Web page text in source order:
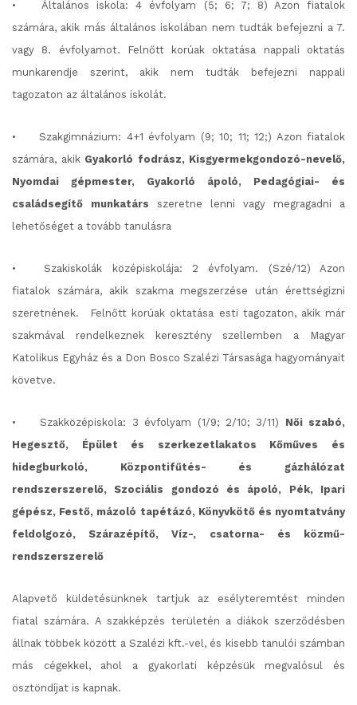
•
Általános iskola: 4 évfolyam (5; 6; 7; 8) Azon fiatalok
számára, akik más általános iskolában nem tudták befejezni a 7.
vagy 8. évfolyamot. Felnőtt korúak oktatása nappali oktatás
munkarendje szerint, akik nem tudták befejezni nappali
tagozaton az általános iskolát.
•
Szakgimnázium: 4+1 évfolyam (9; 10; 11; 12;) Azon fiatalok
számára, akik Gyakorló fodrász, Kisgyermekgondozó-nevelő,
Nyomdai gépmester, Gyakorló ápoló, Pedagógiai- és
családsegítő munkatárs
szeretne lenni vagy megragadni a
lehetőséget a tovább tanulásra
•
Szakiskolák középiskolája: 2 évfolyam. (Szé/12) Azon
fiatalok számára, akik szakma megszerzése után érettségizni
szeretnének.
Felnőtt korúak oktatása esti tagozaton, akik már
szakmával rendelkeznek keresztény szellemben a Magyar
Katolikus Egyház és a Don Bosco Szalézi Társasága hagyományait
követve.
• Szakközépiskola: 3 évfolyam (1/9; 2/10; 3/11) Női szabó,
Hegesztő, Épület és szerkezetlakatos Kőműves és
hidegburkoló, Központifűtés- és gázhálózat
rendszerszerelő, Szociális gondozó és ápoló, Pék, Ipari
gépész, Festő, mázoló tapétázó, Könyvkötő és nyomtatvány
feldolgozó, Szárazépítő, Víz-, csatorna- és közmű-
rendszerszerelő
Alapvető küldetésünknek tartjuk az esélyteremtést minden
fiatal számára.A szakképzés területén a diákok szerződésben
állnak többek között a Szalézi kft.-vel, és kisebb tanulói számban
más cégekkel, ahol a gyakorlati képzésük megvalósul és
ösztöndíjat is kapnak.